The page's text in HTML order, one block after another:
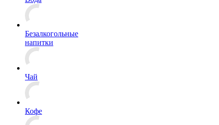
Безалкогольные
напитки
Чай
Кофе